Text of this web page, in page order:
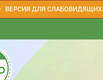
ВЕРСИЯ ДЛЯ СЛАБОВИДЯЩИХ